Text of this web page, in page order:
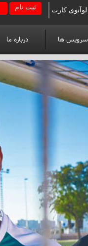
لوآنوی کارت ثبت نام
سرویس ها درباره ما